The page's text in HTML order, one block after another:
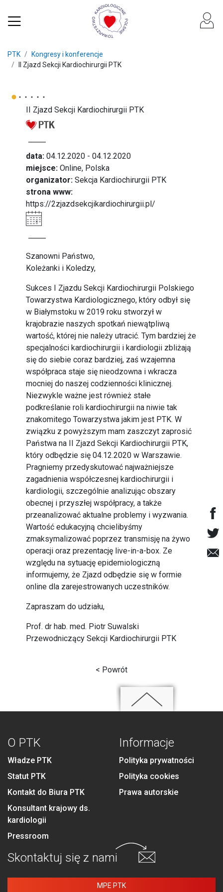
PTK
Kongresy i konferencje
II Zjazd Sekcji Kardiochirurgii PTK
II Zjazd Sekcji Kardiochirurgii PTK
data: 04.12.2020 - 04.12.2020
miejsce: Online, Polska
organizator: Sekcja Kardiochirurgii PTK
strona www:
https://2zjazdsekcjikardiochirurgii.pl/
Szanowni Państwo,
Koleżanki i Koledzy,
Sukces I Zjazdu Sekcji Kardiochirurgii Polskiego
Towarzystwa Kardiologicznego, który odbył się
w Białymstoku w 2019 roku stworzył w
krajobrazie naszych spotkań niewątpliwą
wartość, której nie należy utracić. Tym bardziej że
specjalności kardiochirurgii i kardiologii zbliżają
się do siebie coraz bardziej, zaś wzajemna
współpraca staje się nieodzowna i wkracza
mocniej do naszej codzienności klinicznej.
Niezwykle ważne jest również stałe
podkreślanie roli kardiochirurgii na niwie tak
znakomitego Towarzystwa jakim jest PTK. W
związku z powyższym mam zaszczyt zaprosić
Państwa na II Zjazd Sekcji Kardiochirurgii PTK,
który odbędzie się 04.12.2020 w Warszawie.
Pragniemy przedyskutować najważniejsze
zagadnienia współczesnej kardiochirurgii i
kardiologii, szczególnie analizując obszary
obecnej i przyszłej współpracy, a także
przeanalizować aktualne problemy i wyzwania.
Wartość edukacyjną chcielibyśmy
zmaksymalizować poprzez transmisję na żywo
operacji oraz prezentację live-in-a-box. Ze
względu na sytuację epidemiologiczną
informujemy, że Zjazd odbędzie się w formie
online dla zarejestrowanych uczestników.
Zapraszam do udziału,
Prof. dr hab. med. Piotr Suwalski
Przewodniczący Sekcji Kardiochirurgii PTK
< Powrót
O PTK
Władze PTK
Statut PTK
Kontakt do Biura PTK
Konsultant krajowy ds.
kardiologii
Pressroom
Informacje
Polityka prywatności
Polityka cookies
Prawa autorskie
Skontaktuj się z nami
MPE PTK